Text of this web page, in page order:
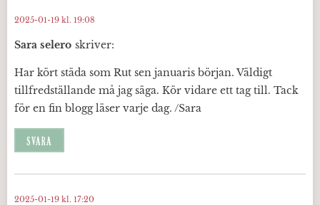
Sara selero skriver:
2025-01-19 kl. 19:08
Har kört städa som Rut sen januaris början. Väldigt
tillfredställande må jag säga. Kör vidare ett tag till. Tack
för en fin blogg läser varje dag. /Sara
SVARA
2025-01-19 kl. 17:20